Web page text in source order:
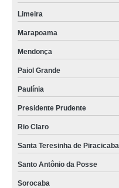
Limeira
Marapoama
Mendonça
Paiol Grande
Paulínia
Presidente Prudente
Rio Claro
Santa Teresinha de Piracicaba
Santo Antônio da Posse
Sorocaba